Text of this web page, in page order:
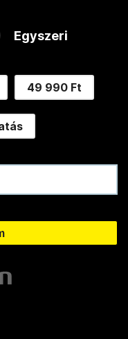
Egyszeri
49 990 Ft